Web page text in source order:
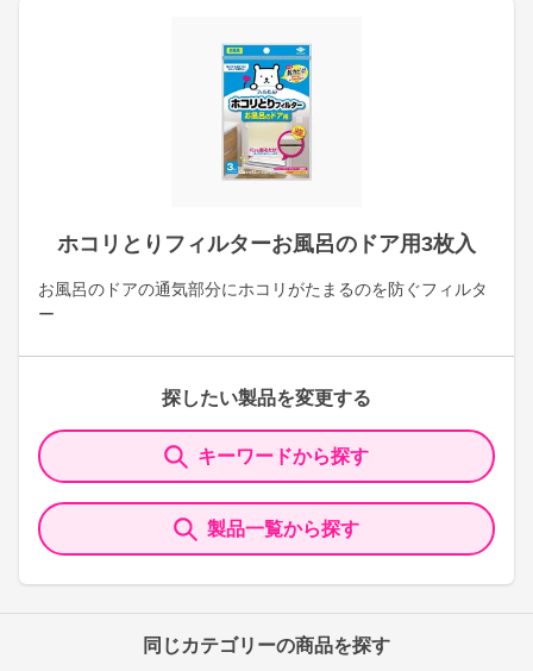
ホコリとりフィルターお風呂のドア用3枚入
お風呂のドアの通気部分にホコリがたまるのを防ぐフィルタ
ー
探したい製品を変更する
キーワードから探す
製品一覧から探す
同じカテゴリーの商品を探す